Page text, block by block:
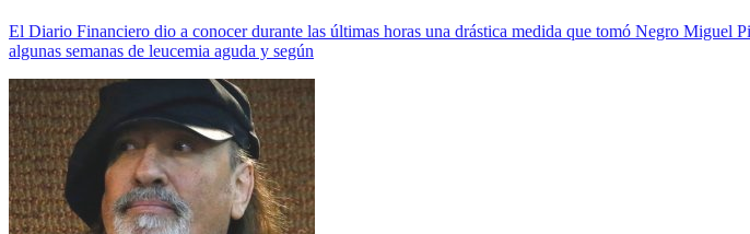
El Diario Financiero dio a conocer durante las últimas horas una drástica medida que tomó Negro Miguel
algunas semanas de leucemia aguda y según